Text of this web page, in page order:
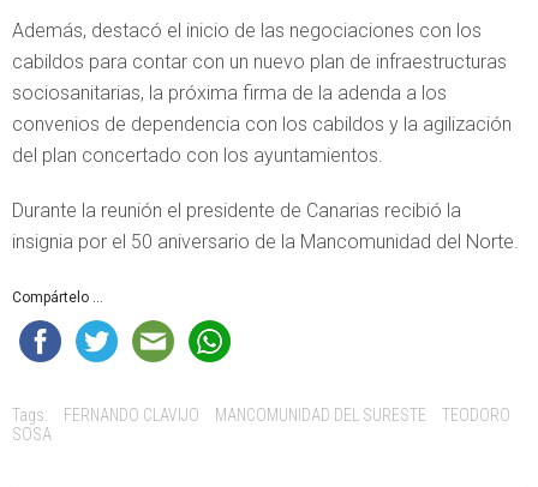
Además, destacó el inicio de las negociaciones con los
cabildos para contar con un nuevo plan de infraestructuras
sociosanitarias, la próxima firma de la adenda a los
convenios de dependencia con los cabildos y la agilización
del plan concertado con los ayuntamientos.
Durante la reunión el presidente de Canarias recibió la
insignia por el 50 aniversario de la Mancomunidad del Norte.
Compártelo ...
Tags: FERNANDO CLAVIJO MANCOMUNIDAD DEL SURESTE
TEODORO
SOSA